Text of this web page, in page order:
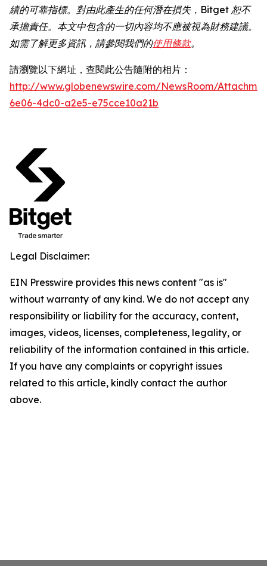
績的可靠指標。對由此產生的任何潛在損失，Bitget 恕不
承擔責任。本文中包含的一切內容均不應被視為財務建議。
如需了解更多資訊，請參閱我們的使用條款。
請瀏覽以下網址，查閱此公告隨附的相片：
http://www.globenewswire.com/NewsRoom/
6e06-4dc0-a2e5-e75cce10a21b
Legal Disclaimer:
EIN Presswire provides this news content "as is"
without warranty of any kind. We do not accept any
responsibility or liability for the accuracy, content,
images, videos, licenses, completeness, legality, or
reliability of the information contained in this article.
If you have any complaints or copyright issues
related to this article, kindly contact the author
above.